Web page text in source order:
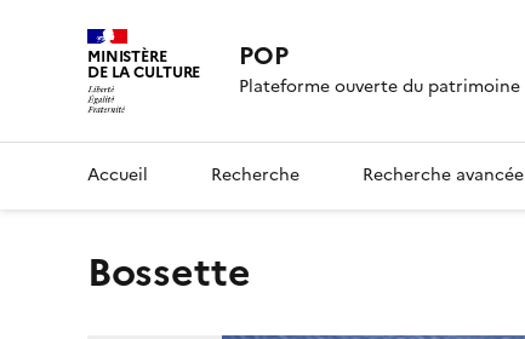
MINISTÈRE
DE LA CULTURE POP
Plateforme ouverte du patrimoine
Accueil Recherche Recherche avancée
bossette